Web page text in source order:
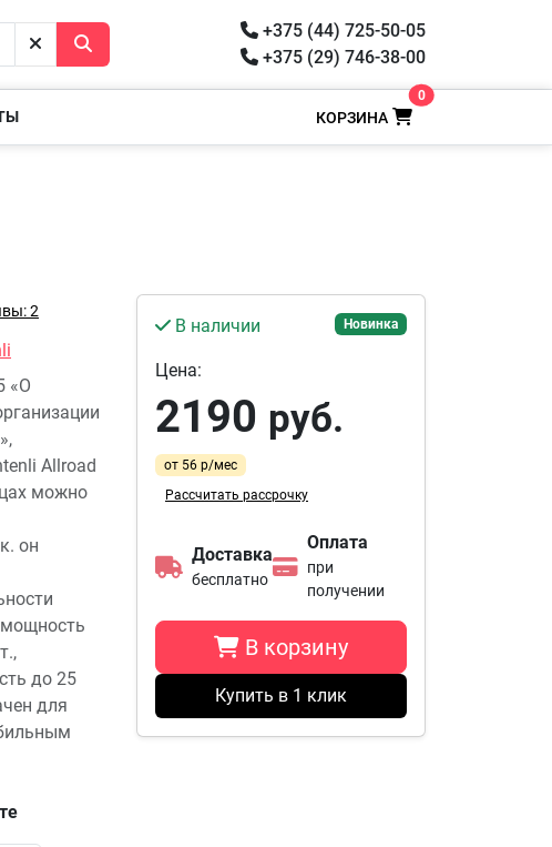
+375 (44) 725-50-05
+375 (29) 746-38-00
КОРЗИНА
0
В наличии Новинка
Цена:
2190 руб.
от 56 р/мес
Рассчитать рассрочку
Доставка
бесплатно
Оплата
при
получении
В корзину
Купить в 1 клик
Отзывы: 2
«О
Allroad
можно
он
до 25
для